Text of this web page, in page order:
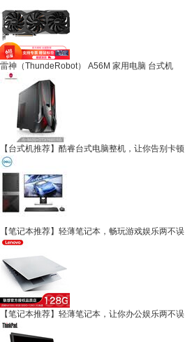
雷神（ThundeRobot） A56M 家用电脑 台式机
【台式机推荐】酷睿台式电脑整机，让你告别卡顿
【笔记本推荐】轻薄笔记本，畅玩游戏娱乐两不误
【笔记本推荐】轻薄笔记本，让你办公娱乐两不误